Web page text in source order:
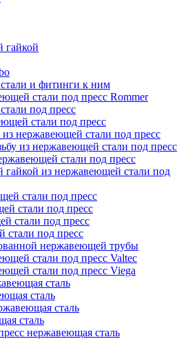
гайкой
и фитинги к ним
стали под пресс Rommer
под пресс
стали под пресс
нержавеющей стали под пресс
из нержавеющей стали под пресс
стали под пресс
гайкой из нержавеющей стали под
стали под пресс
стали под пресс
стали под пресс
под пресс
нержавеющей трубы
стали под пресс Valtec
стали под пресс Viega
сталь
сталь
сталь
сталь
нержавеющая сталь